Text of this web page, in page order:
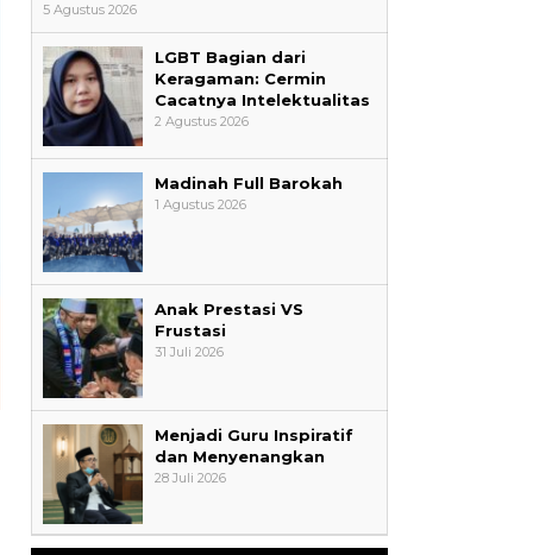
5 Agustus 2026
LGBT Bagian dari
Keragaman: Cermin
Cacatnya Intelektualitas
2 Agustus 2026
Madinah Full Barokah
1 Agustus 2026
Anak Prestasi VS
Frustasi
31 Juli 2026
Menjadi Guru Inspiratif
dan Menyenangkan
28 Juli 2026
AYIMUN 2026 Depok Resmi
Dibuka, Chandra: Ini Ruang
Lahirkan Pemimpin Masa Depan